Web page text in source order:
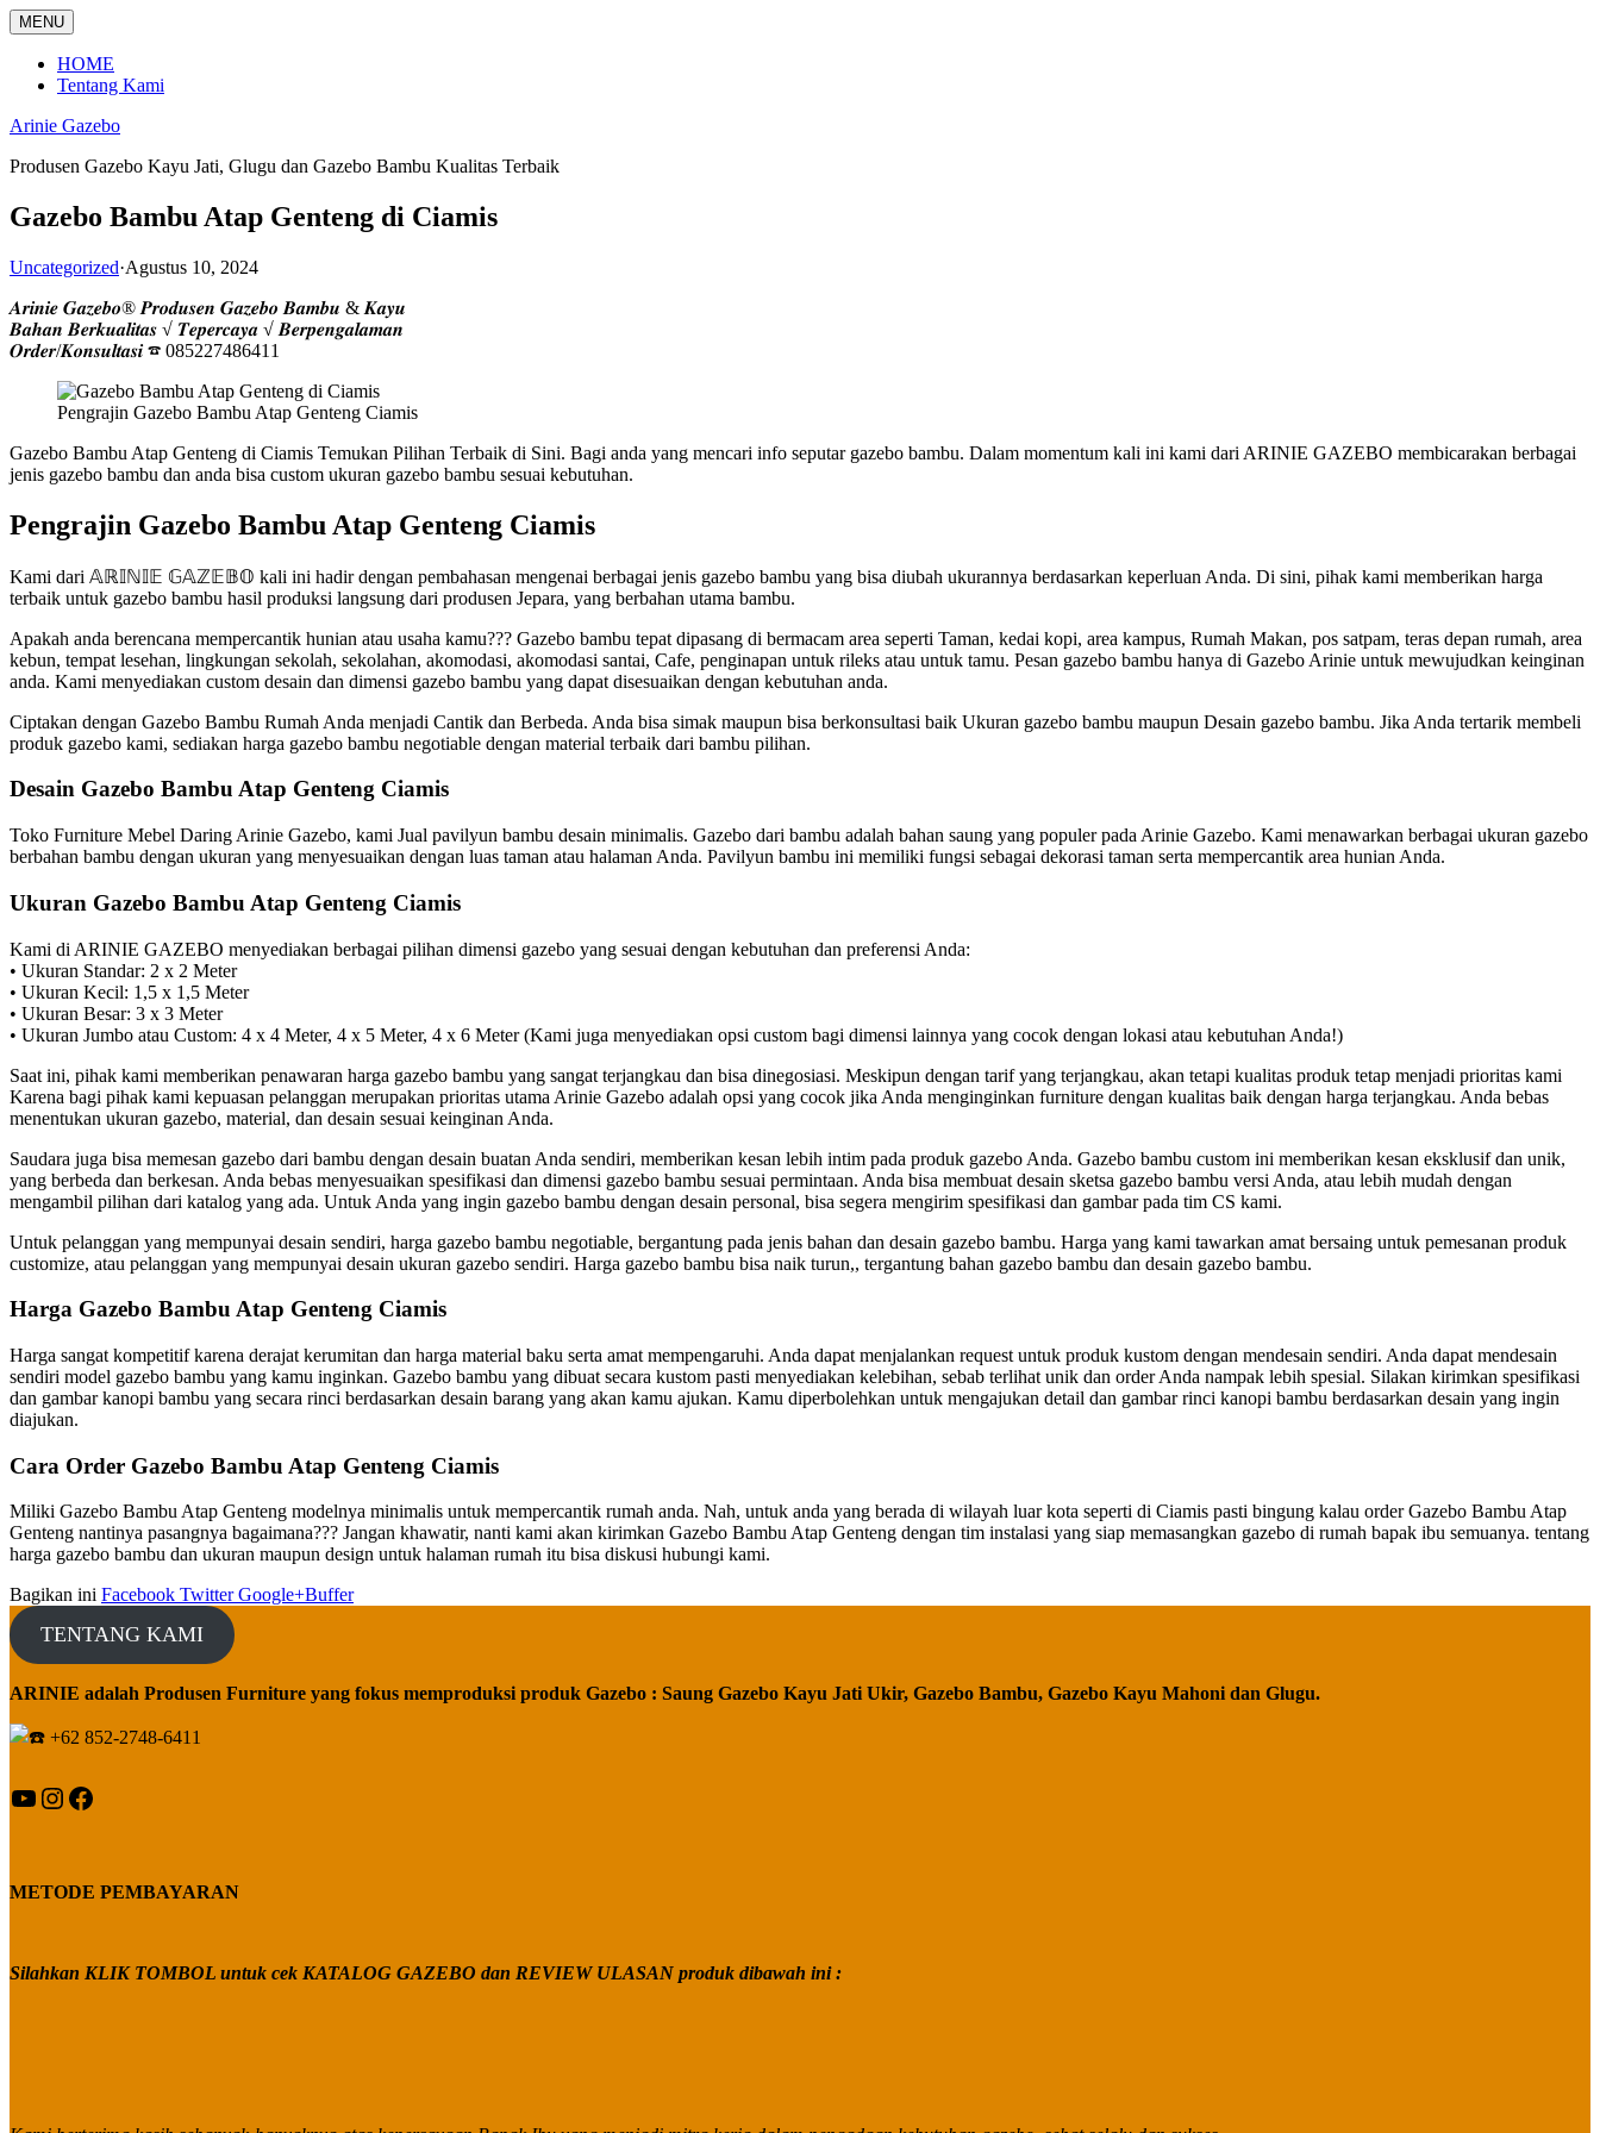
Langsung
ke
konten
MENU
HOME
Tentang Kami
Arinie Gazebo
Produsen Gazebo Kayu Jati, Glugu dan Gazebo Bambu Kualitas Terbaik
Gazebo Bambu Atap Genteng di Ciamis
Uncategorized·Agustus 10, 2024
𝑨𝒓𝒊𝒏𝒊𝒆 𝑮𝒂𝒛𝒆𝒃𝒐® 𝑷𝒓𝒐𝒅𝒖𝒔𝒆𝒏 𝑮𝒂𝒛𝒆𝒃𝒐 𝑩𝒂𝒎𝒃𝒖 & 𝑲𝒂𝒚𝒖
𝑩𝒂𝒉𝒂𝒏 𝑩𝒆𝒓𝒌𝒖𝒂𝒍𝒊𝒕𝒂𝒔 √ 𝑻𝒆𝒑𝒆𝒓𝒄𝒂𝒚𝒂 √ 𝑩𝒆𝒓𝒑𝒆𝒏𝒈𝒂𝒍𝒂𝒎𝒂𝒏
𝑶𝒓𝒅𝒆𝒓/𝑲𝒐𝒏𝒔𝒖𝒍𝒕𝒂𝒔𝒊 ☎ 085227486411
Pengrajin Gazebo Bambu Atap Genteng Ciamis
Gazebo Bambu Atap Genteng di Ciamis Temukan Pilihan Terbaik di Sini. Bagi anda yang mencari info seputar gazebo bambu. Dalam momentum kali ini kami dari ARINIE GAZEBO membicarakan berbagai
jenis gazebo bambu dan anda bisa custom ukuran gazebo bambu sesuai kebutuhan.
Pengrajin Gazebo Bambu Atap Genteng Ciamis
Kami dari 𝔸ℝ𝕀ℕ𝕀𝔼 𝔾𝔸ℤ𝔼𝔹𝕆 kali ini hadir dengan pembahasan mengenai berbagai jenis gazebo bambu yang bisa diubah ukurannya berdasarkan keperluan Anda. Di sini, pihak kami memberikan harga
terbaik untuk gazebo bambu hasil produksi langsung dari produsen Jepara, yang berbahan utama bambu.
Apakah anda berencana mempercantik hunian atau usaha kamu??? Gazebo bambu tepat dipasang di bermacam area seperti Taman, kedai kopi, area kampus, Rumah Makan, pos satpam, teras depan rumah, area
kebun, tempat lesehan, lingkungan sekolah, sekolahan, akomodasi, akomodasi santai, Cafe, penginapan untuk rileks atau untuk tamu. Pesan gazebo bambu hanya di Gazebo Arinie untuk mewujudkan keinginan
anda. Kami menyediakan custom desain dan dimensi gazebo bambu yang dapat disesuaikan dengan kebutuhan anda.
Ciptakan dengan Gazebo Bambu Rumah Anda menjadi Cantik dan Berbeda. Anda bisa simak maupun bisa berkonsultasi baik Ukuran gazebo bambu maupun Desain gazebo bambu. Jika Anda tertarik membeli
produk gazebo kami, sediakan harga gazebo bambu negotiable dengan material terbaik dari bambu pilihan.
Desain Gazebo Bambu Atap Genteng Ciamis
Toko Furniture Mebel Daring Arinie Gazebo, kami Jual pavilyun bambu desain minimalis. Gazebo dari bambu adalah bahan saung yang populer pada Arinie Gazebo. Kami menawarkan berbagai ukuran gazebo
berbahan bambu dengan ukuran yang menyesuaikan dengan luas taman atau halaman Anda. Pavilyun bambu ini memiliki fungsi sebagai dekorasi taman serta mempercantik area hunian Anda.
Ukuran Gazebo Bambu Atap Genteng Ciamis
Kami di ARINIE GAZEBO menyediakan berbagai pilihan dimensi gazebo yang sesuai dengan kebutuhan dan preferensi Anda:
• Ukuran Standar: 2 x 2 Meter
• Ukuran Kecil: 1,5 x 1,5 Meter
• Ukuran Besar: 3 x 3 Meter
• Ukuran Jumbo atau Custom: 4 x 4 Meter, 4 x 5 Meter, 4 x 6 Meter (Kami juga menyediakan opsi custom bagi dimensi lainnya yang cocok dengan lokasi atau kebutuhan Anda!)
Saat ini, pihak kami memberikan penawaran harga gazebo bambu yang sangat terjangkau dan bisa dinegosiasi. Meskipun dengan tarif yang terjangkau, akan tetapi kualitas produk tetap menjadi prioritas kami
Karena bagi pihak kami kepuasan pelanggan merupakan prioritas utama Arinie Gazebo adalah opsi yang cocok jika Anda menginginkan furniture dengan kualitas baik dengan harga terjangkau. Anda bebas
menentukan ukuran gazebo, material, dan desain sesuai keinginan Anda.
Saudara juga bisa memesan gazebo dari bambu dengan desain buatan Anda sendiri, memberikan kesan lebih intim pada produk gazebo Anda. Gazebo bambu custom ini memberikan kesan eksklusif dan unik,
yang berbeda dan berkesan. Anda bebas menyesuaikan spesifikasi dan dimensi gazebo bambu sesuai permintaan. Anda bisa membuat desain sketsa gazebo bambu versi Anda, atau lebih mudah dengan
mengambil pilihan dari katalog yang ada. Untuk Anda yang ingin gazebo bambu dengan desain personal, bisa segera mengirim spesifikasi dan gambar pada tim CS kami.
Untuk pelanggan yang mempunyai desain sendiri, harga gazebo bambu negotiable, bergantung pada jenis bahan dan desain gazebo bambu. Harga yang kami tawarkan amat bersaing untuk pemesanan produk
customize, atau pelanggan yang mempunyai desain ukuran gazebo sendiri. Harga gazebo bambu bisa naik turun,, tergantung bahan gazebo bambu dan desain gazebo bambu.
Harga Gazebo Bambu Atap Genteng Ciamis
Harga sangat kompetitif karena derajat kerumitan dan harga material baku serta amat mempengaruhi. Anda dapat menjalankan request untuk produk kustom dengan mendesain sendiri. Anda dapat mendesain
sendiri model gazebo bambu yang kamu inginkan. Gazebo bambu yang dibuat secara kustom pasti menyediakan kelebihan, sebab terlihat unik dan order Anda nampak lebih spesial. Silakan kirimkan spesifikasi
dan gambar kanopi bambu yang secara rinci berdasarkan desain barang yang akan kamu ajukan. Kamu diperbolehkan untuk mengajukan detail dan gambar rinci kanopi bambu berdasarkan desain yang ingin
diajukan.
Cara Order Gazebo Bambu Atap Genteng Ciamis
Miliki Gazebo Bambu Atap Genteng modelnya minimalis untuk mempercantik rumah anda. Nah, untuk anda yang berada di wilayah luar kota seperti di Ciamis pasti bingung kalau order Gazebo Bambu Atap
Genteng nantinya pasangnya bagaimana??? Jangan khawatir, nanti kami akan kirimkan Gazebo Bambu Atap Genteng dengan tim instalasi yang siap memasangkan gazebo di rumah bapak ibu semuanya. tentang
harga gazebo bambu dan ukuran maupun design untuk halaman rumah itu bisa diskusi hubungi kami.
Bagikan ini Facebook TwitterGoogle+Buffer
TENTANG KAMI
ARINIE adalah Produsen Furniture yang fokus memproduksi produk Gazebo : Saung Gazebo Kayu Jati Ukir, Gazebo Bambu, Gazebo Kayu Mahoni dan Glugu.
+62 852-2748-6411
YouTube
Instagram
Facebook
METODE PEMBAYARAN
Silahkan KLIK TOMBOL untuk cek KATALOG GAZEBO dan REVIEW ULASAN produk dibawah ini :